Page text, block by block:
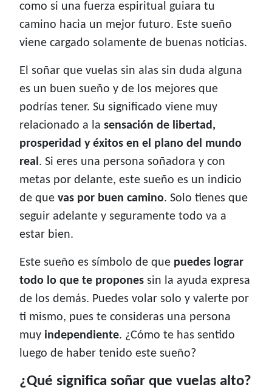
como si una fuerza espiritual guiara tu
camino hacia un mejor futuro. Este sueño
viene cargado solamente de buenas noticias.
El soñar que vuelas sin alas sin duda alguna
es un buen sueño y de los mejores que
podrías tener. Su significado viene muy
relacionado a la sensación de libertad,
prosperidad y éxitos en el plano del mundo
real. Si eres una persona soñadora y con
metas por delante, este sueño es un indicio
de que vas por buen camino. Solo tienes que
seguir adelante y seguramente todo va a
estar bien.
Este sueño es símbolo de que puedes lograr
todo lo que te propones sin la ayuda expresa
de los demás. Puedes volar solo y valerte por
ti mismo, pues te consideras una persona
muy independiente. ¿Cómo te has sentido
luego de haber tenido este sueño?
¿Qué significa soñar que vuelas alto?